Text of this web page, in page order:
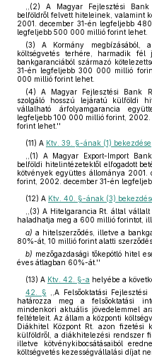
,,(2) A Magyar Fejlesztési
belföldről felvett hiteleinek, valamint
2001. december 31-én legfeljebb
legfeljebb 500 000 millió forint lehet.
(3) A Kormány megbízásából,
költségvetés terhére, harmadik fél
bankgaranciából származó
31-én legfeljebb 300 000 millió
000 millió forint lehet.
(4) A Magyar Fejlesztési Bank
szolgáló hosszú lejáratú külföldi
vállalható árfolyamgarancia
legfeljebb 100 000 millió forint,
forint lehet.''
(11) A Ktv. 39. §-ának (1) bekezdése
,,(1) A Magyar Export-Import
belföldi hitelintézetektől elfogadott
kötvények együttes állománya
forint, 2002. december 31-én
(12) A Ktv. 40. §-ának (3)
,,(3) A Hitelgarancia Rt. által
haladhatja meg a 600 millió forintot,
a) a hitelszerződés, illetve a
80%-át, 10 millió forint alatti
b) mezőgazdasági tőkepótló hitel
éves átlagban 60%-át.''
(13) A Ktv. 42. §-a helyébe a
42. § ,,A Felsőoktatási
határozza meg a felsőoktatási
mindenkori aktuális jövedelemmel
feltételeit. Az állam a központi
Diákhitel Központ Rt. azon fizetési
külföldről, a diákhitelezési rendszer
illetve kötvénykibocsátásaiból
költségvetés kezességvállalási díjat